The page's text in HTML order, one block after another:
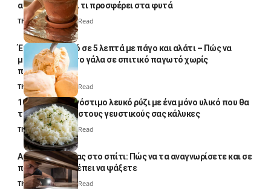
απλό κόλπο και τι προσφέρει στα φυτά
Thali Ombre4 Min Read
Έτοιμο παγωτό σε 5 λεπτά με πάγο και αλάτι – Πώς να
μετατρέψετε το γάλα σε σπιτικό παγωτό χωρίς
παγωτομηχανή
Thali Ombre 4 Min Read
10 φορές ποιο νόστιμο λευκό ρύζι με ένα μόνο υλικό που θα
το απογειώσει στους γευστικούς σας κάλυκες
Thali Ombre4 Min Read
Αυγά κατσαρίδας στο σπίτι: Πώς να τα αναγνωρίσετε και σε
ποια σημεία πρέπει να ψάξετε
Thali Ombre4 Min Read